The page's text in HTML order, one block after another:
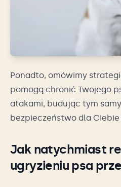
Ponadto, omówimy
pomogą chronić Twojego
atakami, budując tym
bezpieczeństwo dla Ciebie
Jak natychmiast
ugryzieniu psa